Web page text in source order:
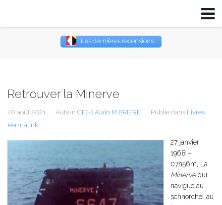
Les dernières recensions
Retrouver la Minerve
20 août 2021 Auteur CF(H) Alain M BRIERE Publié dans Livres
Permalink
27 janvier
1968 –
07h56m, La
Minervequi
navigue au
schnorchel au